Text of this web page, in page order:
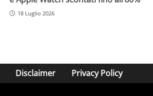
18 Luglio 2026
Disclaimer Privacy Policy